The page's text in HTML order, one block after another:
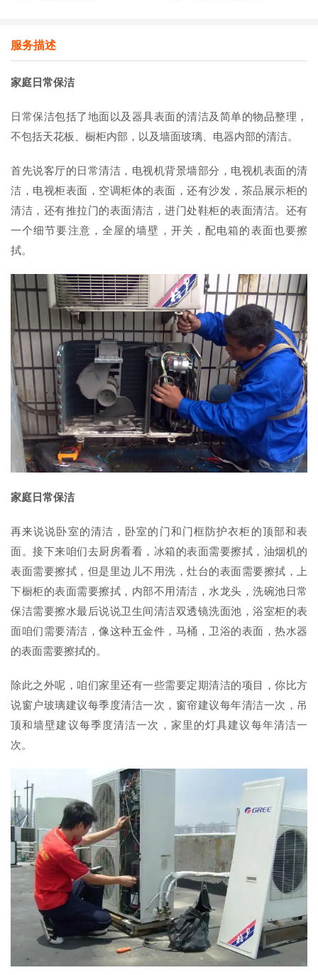
服务描述
家庭日常保洁
日常保洁包括了地面以及器具表面的清洁及简单的物品整理，
不包括天花板、橱柜内部，以及墙面玻璃、电器内部的清洁。
首先说客厅的日常清洁，电视机背景墙部分，电视机表面的清
洁，电视柜表面，空调柜体的表面，还有沙发，茶品展示柜的
清洁，还有推拉门的表面清洁，进门处鞋柜的表面清洁。还有
一个细节要注意，全屋的墙壁，开关，配电箱的表面也要擦
拭。
家庭日常保洁
再来说说卧室的清洁，卧室的门和门框防护衣柜的顶部和表
面。接下来咱们去厨房看看，冰箱的表面需要擦拭，油烟机的
表面需要擦拭，但是里边儿不用洗，灶台的表面需要擦拭，上
下橱柜的表面需要擦拭，内部不用清洁，水龙头，洗碗池日常
保洁需要擦水最后说说卫生间清洁双透镜洗面池，浴室柜的表
面咱们需要清洁，像这种五金件，马桶，卫浴的表面，热水器
的表面需要擦拭的。
除此之外呢，咱们家里还有一些需要定期清洁的项目，你比方
说窗户玻璃建议每季度清洁一次，窗帘建议每年清洁一次，吊
顶和墙壁建议每季度清洁一次，家里的灯具建议每年清洁一
次。